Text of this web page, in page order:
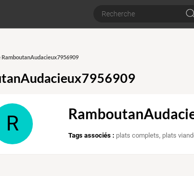
R Tags associés : plats complets, plats